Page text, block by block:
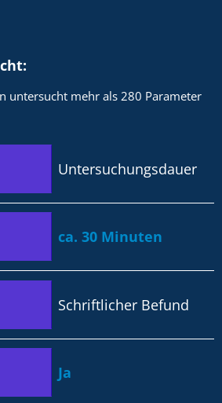
untersucht mehr als 280 Parameter
Untersuchungsdauer
ca. 30 Minuten
Schriftlicher Befund
Ja